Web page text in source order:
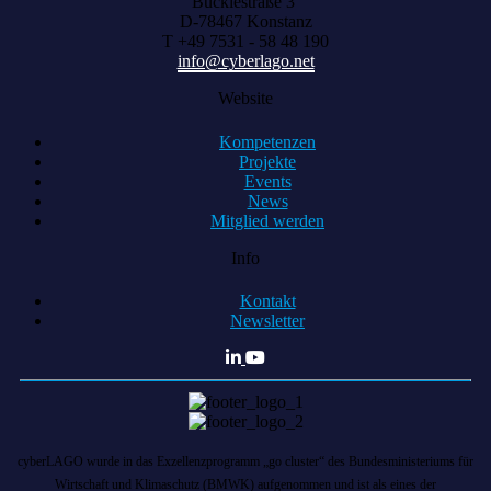
D-78467 Konstanz
T +49 7531 - 58 48 190
info@cyberlago.net
Website
Kompetenzen
Projekte
Events
News
Mitglied werden
Info
Kontakt
Newsletter
cyberLAGO wurde in das Exzellenzprogramm „go cluster“ des Bundesministeriums für
Wirtschaft und Klimaschutz (BMWK) aufgenommen und ist als eines der